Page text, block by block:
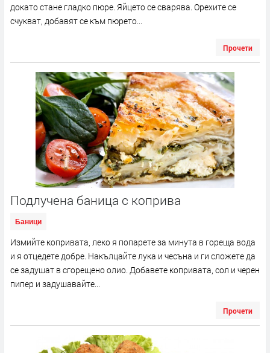
докато стане гладко пюре. Яйцето се сварява. Орехите се
счукват, добавят се към пюрето...
Прочети
Подлучена баница с коприва
Баници
Измийте копривата, леко я попарете за минута в гореща вода
и я отцедете добре. Накълцайте лука и чесъна и ги сложете да
се задушат в сгорещено олио. Добавете копривата, сол и черен
пипер и задушавайте...
Прочети